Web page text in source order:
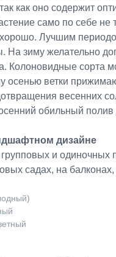
как оно содержит
само по себе не
Лучшим
На зиму желательно
Колоновидные сорта
осенью ветки
весенних
обильный полив
дизайне
и одиночных
садах, на